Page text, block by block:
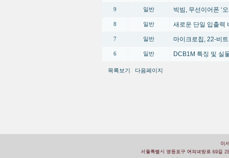
9 일반 빅빔, 무선이어폰 ‘
8 일반 새로운 단일 입출력
7 일반 마이크로칩, 22-비
6 일반 DCB1M 특징 및 실
목록보기 다음페이지